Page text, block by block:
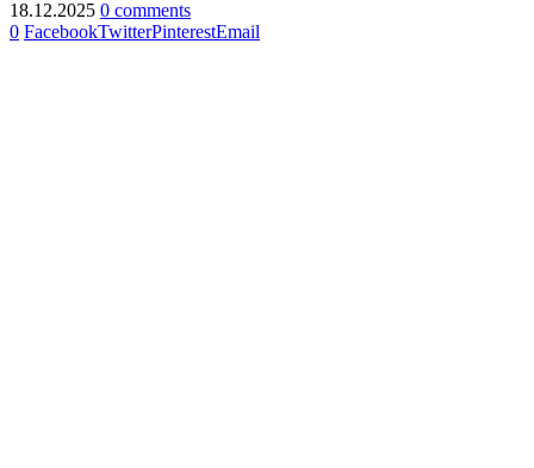
18.12.2025 0 comments
0 FacebookTwitterPinterestEmail